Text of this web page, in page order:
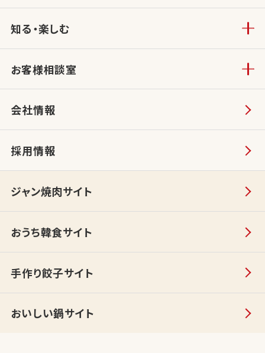
知る・楽しむ
お客様相談室
会社情報
採用情報
ジャン焼肉サイト
おうち韓食サイト
手作り餃子サイト
おいしい鍋サイト